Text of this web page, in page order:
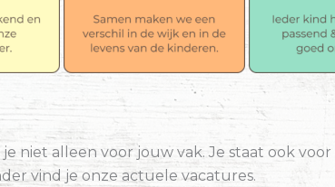
niet alleen voor jouw vak. Je staat ook
vind je onze actuele vacatures.